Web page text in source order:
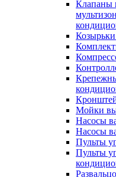
Клапаны
Мойки
Насосы
Насосы
Пульты
Пульты